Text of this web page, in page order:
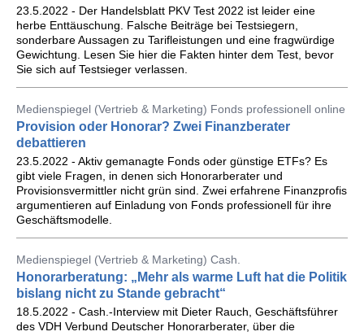
23.5.2022 - Der Handelsblatt PKV Test 2022 ist leider eine
herbe Enttäuschung. Falsche Beiträge bei Testsiegern,
sonderbare Aussagen zu Tarifleistungen und eine fragwürdige
Gewichtung. Lesen Sie hier die Fakten hinter dem Test, bevor
Sie sich auf Testsieger verlassen.
Medienspiegel (Vertrieb & Marketing) Fonds professionell online
Provision oder Honorar? Zwei Finanzberater
debattieren
23.5.2022 - Aktiv gemanagte Fonds oder günstige ETFs? Es
gibt viele Fragen, in denen sich Honorarberater und
Provisionsvermittler nicht grün sind. Zwei erfahrene Finanzprofis
argumentieren auf Einladung von Fonds professionell für ihre
Geschäftsmodelle.
Medienspiegel (Vertrieb & Marketing) Cash.
Honorarberatung: „Mehr als warme Luft hat die Politik
bislang nicht zu Stande gebracht“
18.5.2022 - Cash.-Interview mit Dieter Rauch, Geschäftsführer
des VDH Verbund Deutscher Honorarberater, über die